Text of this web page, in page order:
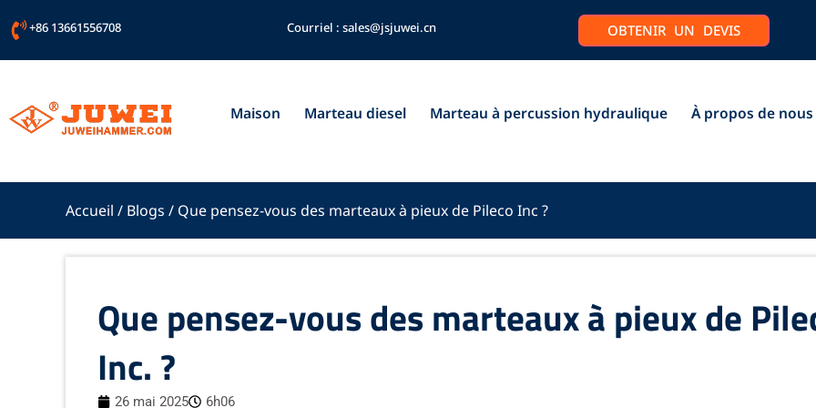
au
+86 13661556708 Courriel : sales@jsjuwei.cn OBTENIR UN DEVIS
Maison Marteau diesel Marteau à percussion hydraulique À propos de nous
Accueil / Blogs / Que pensez-vous des marteaux à pieux de Pileco Inc ?
Que pensez-vous des marteaux à pieux de
Inc. ?
26 mai 2025 6h06